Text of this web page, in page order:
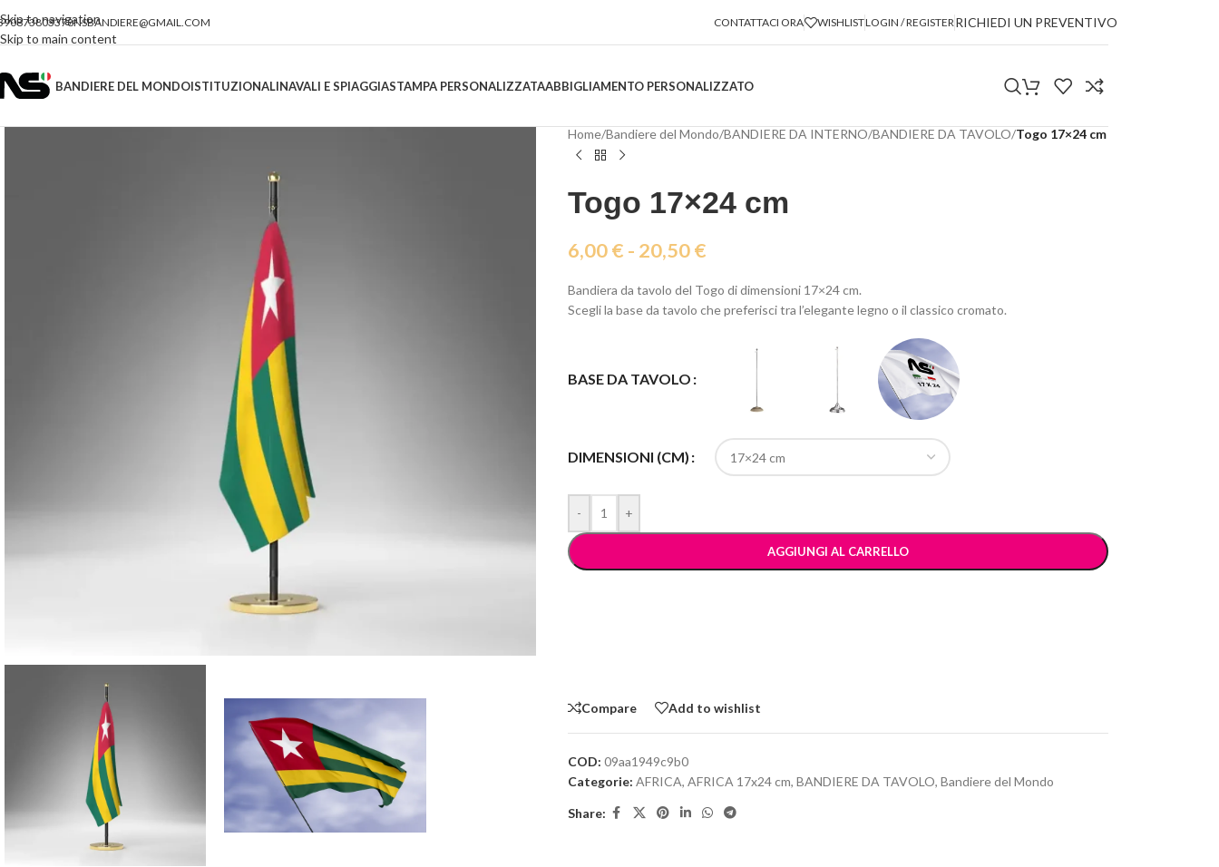
Skip to navigation
Skip to main content
NSBANDIERE@GMAIL.COM CONTATTACI ORA WISHLISTLOGIN / REGISTER RICHIEDI UN PREVENTIVO
BANDIERE DEL MONDOISTITUZIONALINAVALI E SPIAGGIASTAMPA PERSONALIZZATAABBIGLIAMENTO PERSONALIZZATO
Home/Bandiere del Mondo/BANDIERE DA INTERNO/BANDIERE DA TAVOLO/Togo 17×24 cm
Togo 17×24 cm
6,00€ - 20,50€
Bandiera da tavolo del Togo di dimensioni 17×24 cm.
Scegli la base da tavolo che preferisci tra l’elegante legno o il classico cromato.
BASE DA TAVOLO
DIMENSIONI (CM)
- +
AGGIUNGI AL CARRELLO
Compare Add to wishlist
COD: 09aa1949c9b0
Categorie: AFRICA, AFRICA 17x24 cm, BANDIERE DA TAVOLO, Bandiere del Mondo
Share: